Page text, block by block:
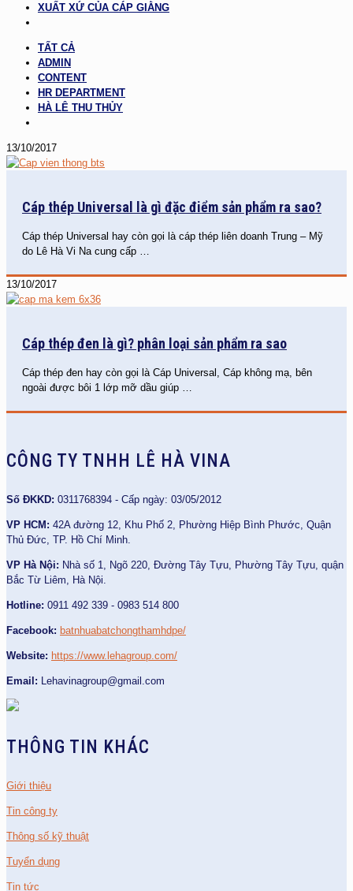
XUẤT XỨ CỦA CÁP GIẰNG
TẤT CẢ
ADMIN
CONTENT
HR DEPARTMENT
HÀ LÊ THU THỦY
13/10/2017
Cáp thép Universal là gì đặc điểm sản phẩm ra sao?
Cáp thép Universal hay còn gọi là cáp thép liên doanh Trung – Mỹ
do Lê Hà Vi Na cung cấp …
13/10/2017
Cáp thép đen là gì? phân loại sản phẩm ra sao
Cáp thép đen hay còn gọi là Cáp Universal, Cáp không mạ, bên
ngoài được bôi 1 lớp mỡ dầu giúp …
CÔNG TY TNHH LÊ HÀ VINA
Số ĐKKD: 0311768394 - Cấp ngày: 03/05/2012
VP HCM: 42A đường 12, Khu Phố 2, Phường Hiệp Bình Phước, Quận
Thủ Đức, TP. Hồ Chí Minh.
VP Hà Nội: Nhà số 1, Ngõ 220, Đường Tây Tựu, Phường Tây Tựu, quận
Bắc Từ Liêm, Hà Nội.
Hotline: 0911 492 339 - 0983 514 800
Facebook: batnhuabatchongthamhdpe/
Website: https://www.lehagroup.com/
Email: Lehavinagroup@gmail.com
THÔNG TIN KHÁC
Giới thiệu
Tin công ty
Thông số kỹ thuật
Tuyển dụng
Tin tức